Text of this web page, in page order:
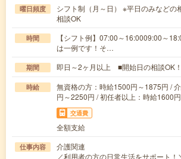
曜日頻度
シフト制（月～日） ※平日のみなどの
相談OK
時間
【シフト例】07:00～16:0009:00～
は一例です！そ…
期間 即日～2ヶ月以上 ■開始日の相談OK！
時給
無資格の方：時給1500円～1875円 /
円～2250円 / 初任者以上：時給1600
交通費
全額支給
仕事内容
介護関連
／利用者の方の日常生活をサポート